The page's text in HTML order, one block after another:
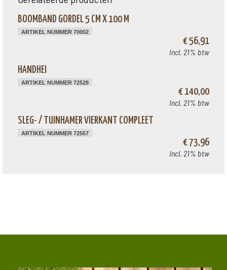
BOOMBAND GORDEL 5 CM X 100 M
ARTIKEL NUMMER 70002
€ 56,91
Incl. 21% btw
HANDHEI
ARTIKEL NUMMER 72528
€ 140,00
Incl. 21% btw
SLEG- / TUINHAMER VIERKANT COMPLEET
ARTIKEL NUMMER 72557
€ 73,96
Incl. 21% btw